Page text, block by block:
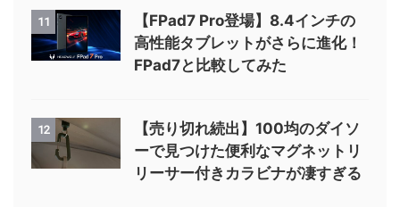
11
【FPad7 Pro登場】8.4インチの
高性能タブレットがさらに進化！
FPad7と比較してみた
12
【売り切れ続出】100均のダイソ
ーで見つけた便利なマグネットリ
リーサー付きカラビナが凄すぎる